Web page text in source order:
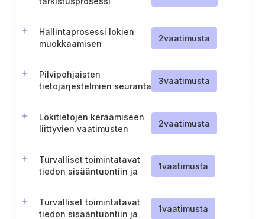
Hallintaprosessi lokien
muokkaamisen
2vaatimusta
Pilvipohjaisten
tietojärjestelmien seuranta
3vaatimusta
Lokitietojen keräämiseen
liittyvien vaatimusten
2vaatimusta
Turvalliset toimintatavat
tiedon sisääntuontiin ja
1vaatimusta
Turvalliset toimintatavat
tiedon sisääntuontiin ja
1vaatimusta